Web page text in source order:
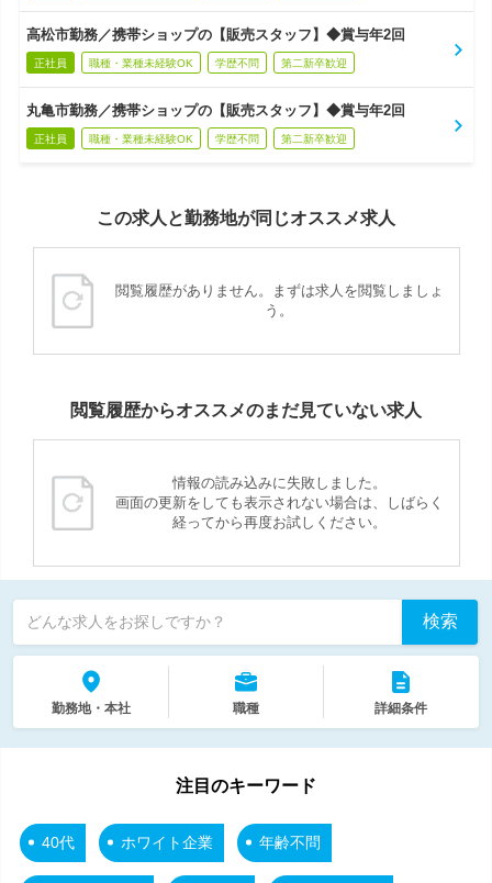
高松市勤務／携帯ショップの【販売スタッフ】◆賞与年2回
正社員 職種・業種未経験OK 学歴不問 第二新卒歓迎
丸亀市勤務／携帯ショップの【販売スタッフ】◆賞与年2回
正社員 職種・業種未経験OK 学歴不問 第二新卒歓迎
この求人と勤務地が同じオススメ求人
閲覧履歴がありません。まずは求人を閲覧しましょ
う。
閲覧履歴からオススメのまだ見ていない求人
情報の読み込みに失敗しました。
画面の更新をしても表示されない場合は、しばらく
経ってから再度お試しください。
どんな求人をお探しですか？ 検索
勤務地・本社 職種 詳細条件
注目のキーワード
40代 ホワイト企業 年齢不問